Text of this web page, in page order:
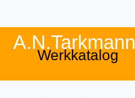
A.N.Tarkmann
Werkkatalog